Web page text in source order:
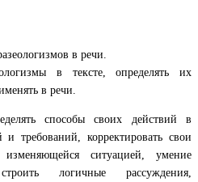
в речи.
в тексте, определять их
в речи.
способы своих действий в
требований, корректировать свои
ситуацией, умение
логичные рассуждения,